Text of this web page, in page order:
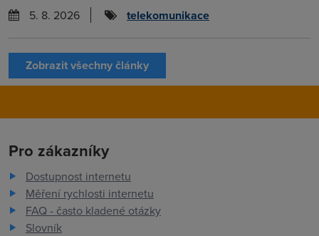
5. 8. 2026
telekomunikace
Zobrazit všechny články
Pro zákazníky
Dostupnost internetu
Měření rychlosti internetu
FAQ - často kladené otázky
Slovník